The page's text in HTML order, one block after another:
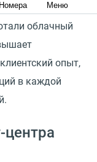
Номера Меню
облачный
опыт,
в каждой
центра